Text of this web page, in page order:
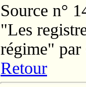
Source n°
"Les
régime" par
Retour